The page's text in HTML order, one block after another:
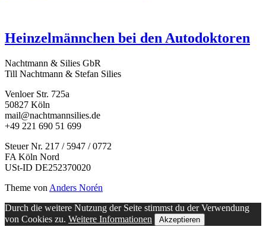
Heinzelmännchen bei den Autodoktoren
Nachtmann & Silies GbR
Till Nachtmann & Stefan Silies
Venloer Str. 725a
50827 Köln
mail@nachtmannsilies.de
+49 221 690 51 699
Steuer Nr. 217 / 5947 / 0772
FA Köln Nord
USt-ID DE252370020
Theme von Anders Norén
Durch die weitere Nutzung der Seite stimmst du der Verwendung
von Cookies zu. Weitere Informationen Akzeptieren